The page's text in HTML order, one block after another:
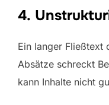
4.
Ein langer Fließtext
Absätze schreckt
kann Inhalte nicht